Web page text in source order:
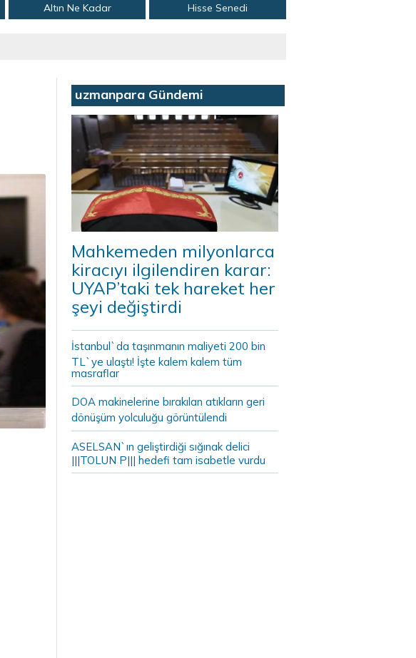
Altın Ne Kadar Hisse Senedi
uzmanpara Gündemi
Mahkemeden milyonlarca
kiracıyı ilgilendiren karar:
UYAP’taki tek hareket her
şeyi değiştirdi
İstanbul`da taşınmanın maliyeti 200 bin
TL`ye ulaştı! İşte kalem kalem tüm
masraflar
DOA makinelerine bırakılan atıkların geri
dönüşüm yolculuğu görüntülendi
ASELSAN`ın geliştirdiği sığınak delici
|||TOLUN P||| hedefi tam isabetle vurdu